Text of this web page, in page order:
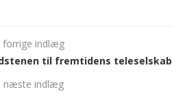
forrige indlæg
til fremtidens teleselskab
næste indlæg